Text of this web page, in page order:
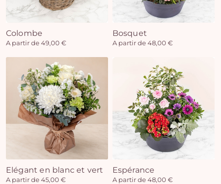
Colombe
A partir de 49,00 €
Bosquet
A partir de 48,00 €
Elégant en blanc et vert
A partir de 45,00 €
Espérance
A partir de 48,00 €